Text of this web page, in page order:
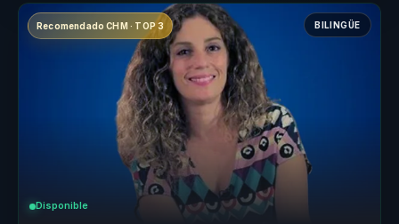
Recomendado CHM · TOP 3 BILINGÜE
Disponible